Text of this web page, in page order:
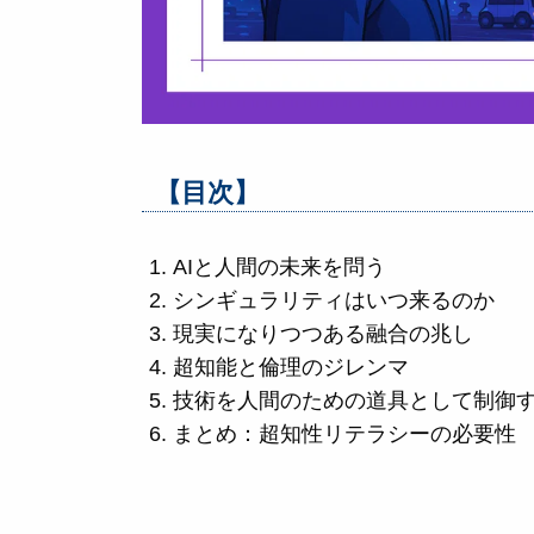
【目次】
AIと人間の未来を問う
シンギュラリティはいつ来るのか
現実になりつつある融合の兆し
超知能と倫理のジレンマ
技術を人間のための道具として制御
まとめ：超知性リテラシーの必要性